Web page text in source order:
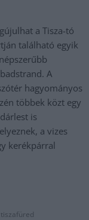
a Tisza-tó
található egyik
A
hagyományos
többek közt egy
is
a vizes
kerékpárral
tiszafüred